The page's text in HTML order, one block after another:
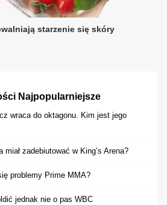
Najpopularniejsze
wraca do oktagonu. Kim jest jego
miał zadebiutować w King’s Arena?
problemy Prime MMA?
jednak nie o pas WBC